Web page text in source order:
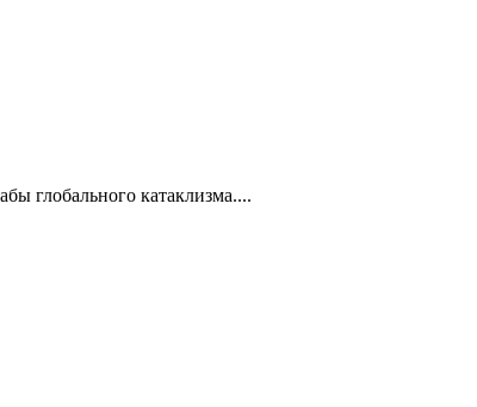
глобального катаклизма....